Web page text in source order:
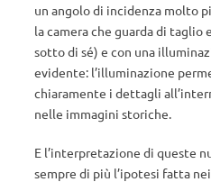
un angolo di incidenza molto
la camera che guarda di
sotto di sé) e con una
evidente: l’illuminazione
chiaramente i dettagli
nelle immagini storiche.
E l’interpretazione di queste
sempre di più l’ipotesi fatta